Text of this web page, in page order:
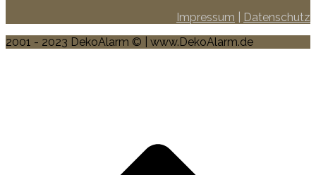
Impressum
Datenschutz
2001 - 2023 DekoAlarm © | www.DekoAlarm.de